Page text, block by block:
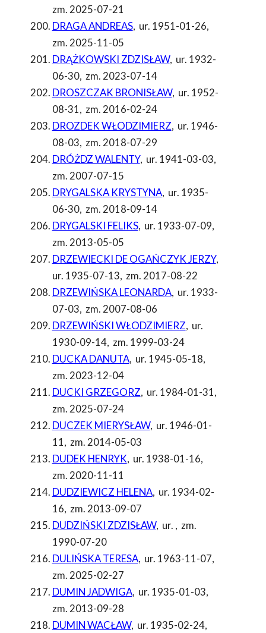
zm. 2025-07-21
DRAGA ANDREAS, ur. 1951-01-26,
zm. 2025-11-05
DRĄŻKOWSKI ZDZISŁAW, ur. 1932-
06-30, zm. 2023-07-14
DROSZCZAK BRONISŁAW, ur. 1952-
08-31, zm. 2016-02-24
DROZDEK WŁODZIMIERZ, ur. 1946-
08-03, zm. 2018-07-29
DRÓŻDZ WALENTY, ur. 1941-03-03,
zm. 2007-07-15
DRYGALSKA KRYSTYNA, ur. 1935-
06-30, zm. 2018-09-14
DRYGALSKI FELIKS, ur. 1933-07-09,
zm. 2013-05-05
DRZEWIECKI DE OGAŃCZYK JERZY,
ur. 1935-07-13, zm. 2017-08-22
DRZEWIŃSKA LEONARDA, ur. 1933-
07-03, zm. 2007-08-06
DRZEWIŃSKI WŁODZIMIERZ, ur.
1930-09-14, zm. 1999-03-24
DUCKA DANUTA, ur. 1945-05-18,
zm. 2023-12-04
DUCKI GRZEGORZ, ur. 1984-01-31,
zm. 2025-07-24
DUCZEK MIERYSŁAW, ur. 1946-01-
11, zm. 2014-05-03
DUDEK HENRYK, ur. 1938-01-16,
zm. 2020-11-11
DUDZIEWICZ HELENA, ur. 1934-02-
16, zm. 2013-09-07
DUDZIŃSKI ZDZISŁAW, ur. , zm.
1990-07-20
DULIŃSKA TERESA, ur. 1963-11-07,
zm. 2025-02-27
DUMIN JADWIGA, ur. 1935-01-03,
zm. 2013-09-28
DUMIN WACŁAW, ur. 1935-02-24,